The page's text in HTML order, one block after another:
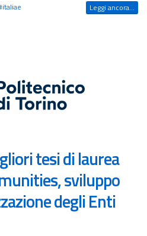
Leggi ancora...
tesi di laurea
sviluppo
degli Enti